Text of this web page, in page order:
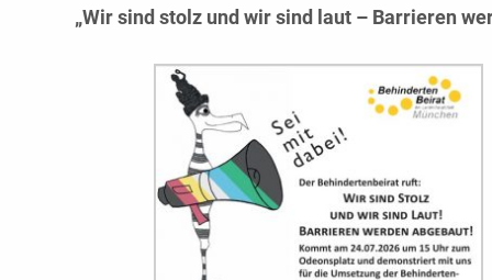
„Wir sind stolz und wir sind laut – Barrieren